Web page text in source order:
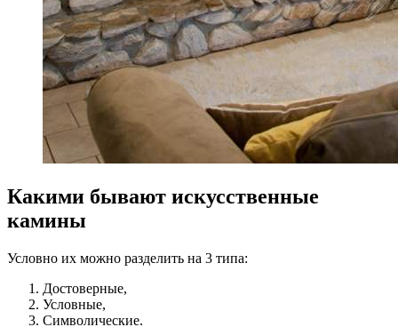
Какими бывают искусственные
камины
Условно их можно разделить на 3 типа:
Достоверные,
Условные,
Символические.